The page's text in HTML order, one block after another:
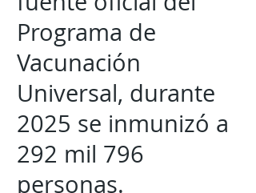
Programa de
Vacunación
Universal, durante
2025 se inmunizó a
292 mil 796
personas.